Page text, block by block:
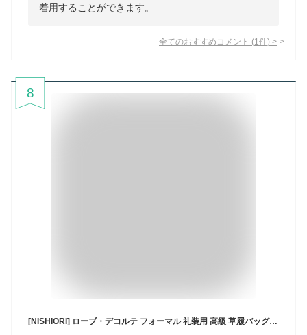
着用することができます。
全てのおすすめコメント (1 件) >
8
[NISHIORI] ローブ・デコルテ フォーマル 礼装用 高級 草履バッグ セット 留袖 訪問着に 3サイズ ゴールド シルバー (kzouribag4,GOLD,M)